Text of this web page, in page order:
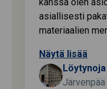
asiallisesti
materiaalien
Näytä lisää
Järvenpää